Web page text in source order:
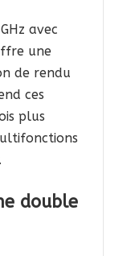
avec
une
de rendu
ces
plus
double